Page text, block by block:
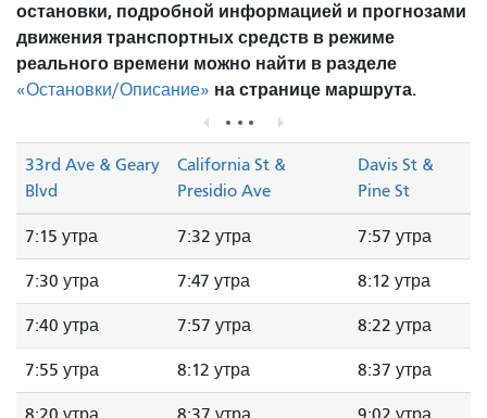
остановки, подробной информацией и прогнозами
движения транспортных средств в режиме
реального времени можно найти в разделе
«Остановки/Описание» на странице маршрута.
33rd Ave & Geary
Blvd
California St &
Presidio Ave
Davis St &
Pine St
7:15 утра 7:32 утра 7:57 утра
7:30 утра 7:47 утра 8:12 утра
7:40 утра 7:57 утра 8:22 утра
7:55 утра 8:12 утра 8:37 утра